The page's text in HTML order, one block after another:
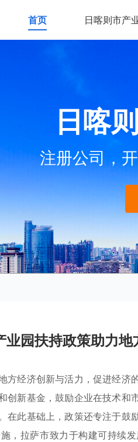
首页 日喀则市产
日喀
注册公司，
业园扶持政策助力
方经济创新与活力，促进经济
创新基金，鼓励企业在技术和
在此基础上，政策还专注于鼓
，拉萨市致力于构建可持续